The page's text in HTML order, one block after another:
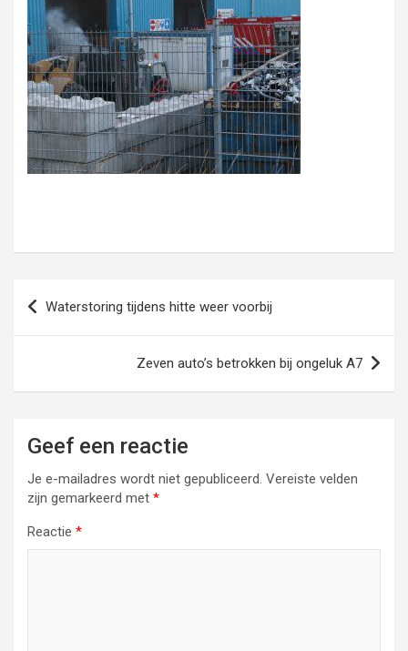
Bericht
navigatie
Waterstoring tijdens hitte weer voorbij
Zeven auto’s betrokken bij ongeluk A7
Geef een reactie
Je e-mailadres wordt niet gepubliceerd. Vereiste velden
zijn gemarkeerd met *
Reactie *